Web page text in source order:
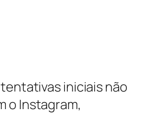
iniciais não
o Instagram,